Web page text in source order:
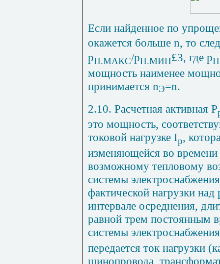
Если найденное по
окажется больше n, то
рН.МАКС/рН.МИН£3, где р
мощность наименее
принимается nЭ=n.
2.10. Расчетная активная Р
это мощность,
токовой нагрузке Ip,
изменяющейся во
возможному тепловому
системы
фактической нагрузки
интервале осреднения,
равной трем постоянным
системы
передается ток нагрузки
шинопровода,